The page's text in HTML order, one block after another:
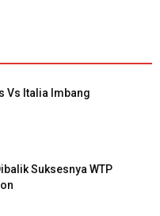
Vs Italia Imbang
Suksesnya WTP